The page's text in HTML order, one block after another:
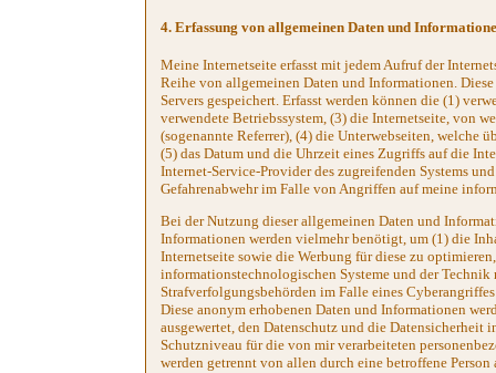
4. Erfassung von allgemeinen Daten und
Meine Internetseite erfasst mit jedem Aufruf der
Reihe von allgemeinen Daten und Informationen.
Servers gespeichert. Erfasst werden können die (1)
verwendete Betriebssystem, (3) die Internetseite, von
(sogenannte Referrer), (4) die Unterwebseiten, welche
(5) das Datum und die Uhrzeit eines Zugriffs auf die
Internet-Service-Provider des zugreifenden Systems
Gefahrenabwehr im Falle von Angriffen auf meine
Bei der Nutzung dieser allgemeinen Daten und
Informationen werden vielmehr benötigt, um (1) die
Internetseite sowie die Werbung für diese zu
informationstechnologischen Systeme und der
Strafverfolgungsbehörden im Falle eines
Diese anonym erhobenen Daten und Informationen
ausgewertet, den Datenschutz und die
Schutzniveau für die von mir verarbeiteten
werden getrennt von allen durch eine betroffene